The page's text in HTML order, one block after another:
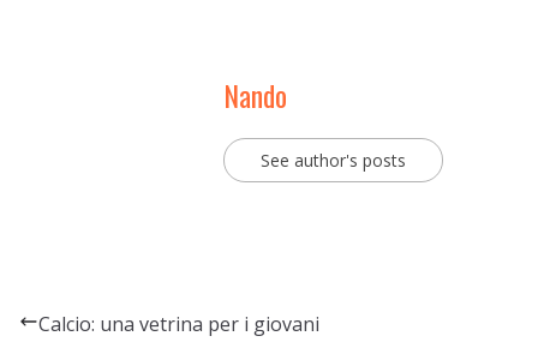
Nando
See author's posts
Calcio: una vetrina per i giovani